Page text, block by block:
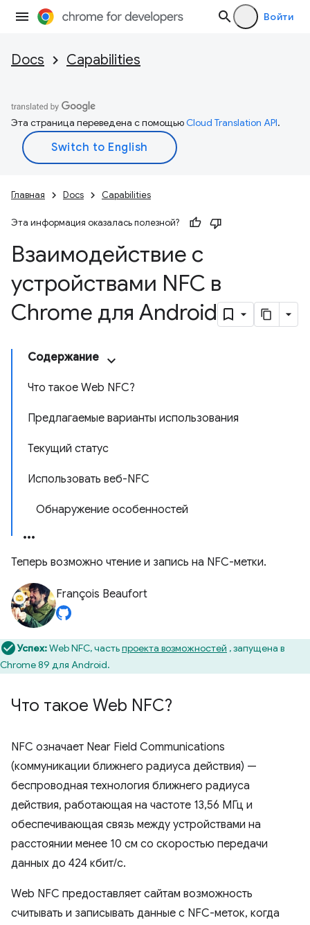
Войти
Docs Capabilities
Эта страница переведена с помощьюCloud Translation API.
Главная Docs Capabilities
Эта информация оказалась полезной?
Взаимодействие с
устройствами NFC в
Chrome для Android
Содержание
Что такое Web NFC?
Предлагаемые варианты использования
Текущий статус
Использовать веб-NFC
Обнаружение особенностей
Теперь возможно чтение и запись на NFC-метки.
François Beaufort
Успех:Web NFC, частьпроекта возможностей , запущена в
Chrome 89 для Android.
Что такое Web NFC?
NFC означает Near Field Communications
(коммуникации ближнего радиуса действия) —
беспроводная технология ближнего радиуса
действия, работающая на частоте 13,56 МГц и
обеспечивающая связь между устройствами на
расстоянии менее 10 см со скоростью передачи
данных до 424 кбит/с.
Web NFC предоставляет сайтам возможность
считывать и записывать данные с NFC-меток, когда